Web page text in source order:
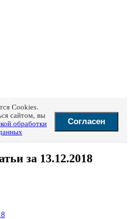
Cookies.
сайтом, вы
обработки
Согласен
за 13.12.2018